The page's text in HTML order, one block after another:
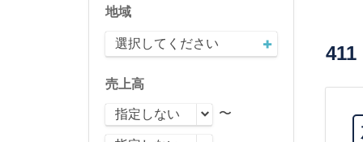
地域
選択してください
売上高
〜
411